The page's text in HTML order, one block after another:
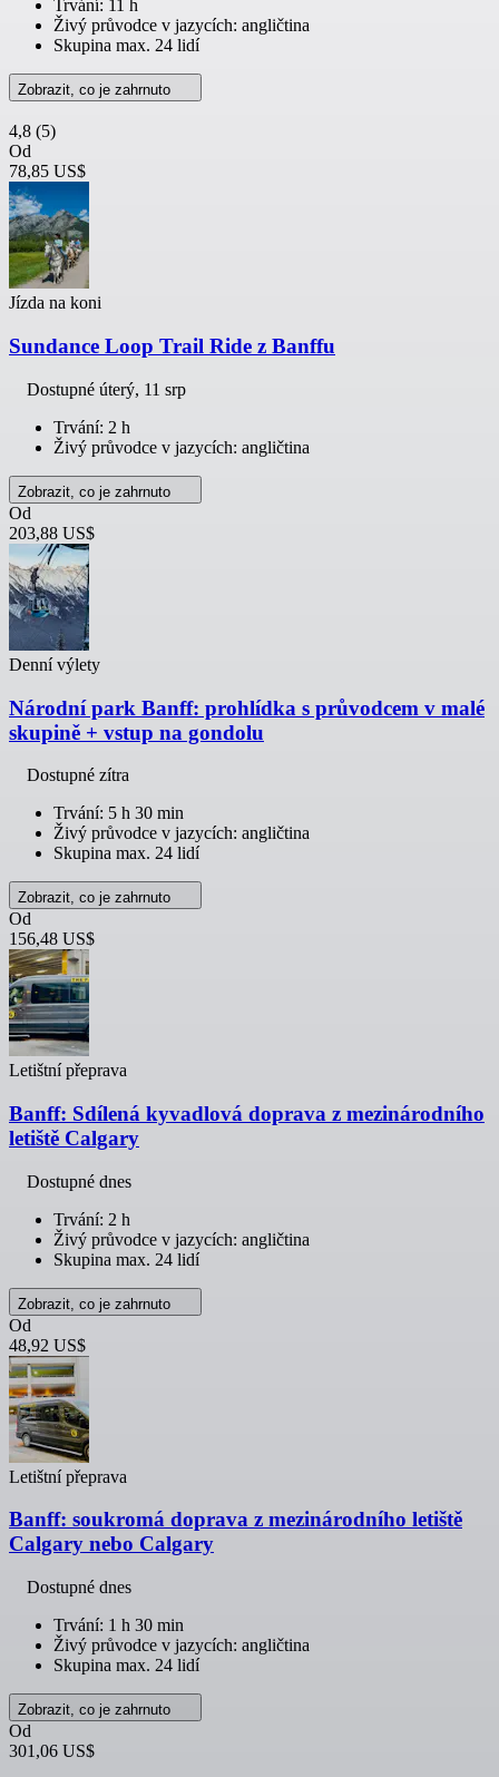
Trvání: 11 h
Živý průvodce v jazycích: angličtina
Skupina max. 24 lidí
Zobrazit, co je zahrnuto
4,8 (5)
Od
78,85 US$
Jízda na koni
Sundance Loop Trail Ride z Banffu
Dostupné úterý, 11 srp
Trvání: 2 h
Živý průvodce v jazycích: angličtina
Zobrazit, co je zahrnuto
Od
203,88 US$
Denní výlety
Národní park Banff: prohlídka s průvodcem v malé
skupině + vstup na gondolu
Dostupné zítra
Trvání: 5 h 30 min
Živý průvodce v jazycích: angličtina
Skupina max. 24 lidí
Zobrazit, co je zahrnuto
Od
156,48 US$
Letištní přeprava
Banff: Sdílená kyvadlová doprava z mezinárodního
letiště Calgary
Dostupné dnes
Trvání: 2 h
Živý průvodce v jazycích: angličtina
Skupina max. 24 lidí
Zobrazit, co je zahrnuto
Od
48,92 US$
Letištní přeprava
Banff: soukromá doprava z mezinárodního letiště
Calgary nebo Calgary
Dostupné dnes
Trvání: 1 h 30 min
Živý průvodce v jazycích: angličtina
Skupina max. 24 lidí
Zobrazit, co je zahrnuto
Od
301,06 US$